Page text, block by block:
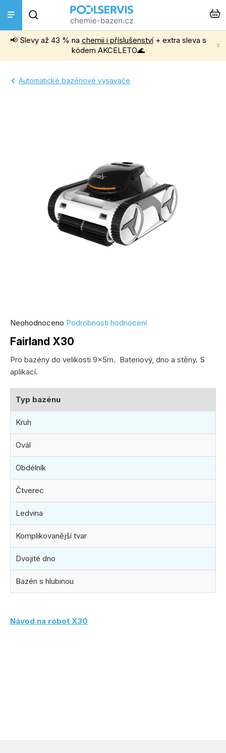
obsah
📢 Slevy až 43 % na chemii i příslušenství+ extra sleva s
kódem AKCELETO🌊
Bazénová chemie
Instalace a montáž
Vířivky a Sauny
Automatické bazénové vysavače
Fairland X30
Průměrné
hodnocení
produktu
je
0,0
hvězdiček.
Neohodnoceno Podrobnosti hodnocení
Pro bazény do velikosti 9x5m. Bateriový, dno a stěny. S
aplikací.
Typ bazénu
Kruh
Ovál
Obdélník
Čtverec
Ledvina
Komplikovanější tvar
Dvojité dno
Bazén s hlubinou
Návod na robot X30